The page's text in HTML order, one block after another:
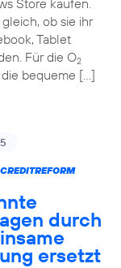
Store kaufen.
ob sie ihr
Tablet
Für die O2
bequeme […]
durch
ersetzt